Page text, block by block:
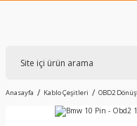
Anasayfa Kablo Çeşitleri OBD2